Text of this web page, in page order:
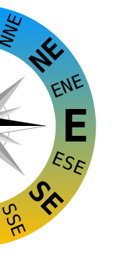
E
NE
SE
ENE
ESE